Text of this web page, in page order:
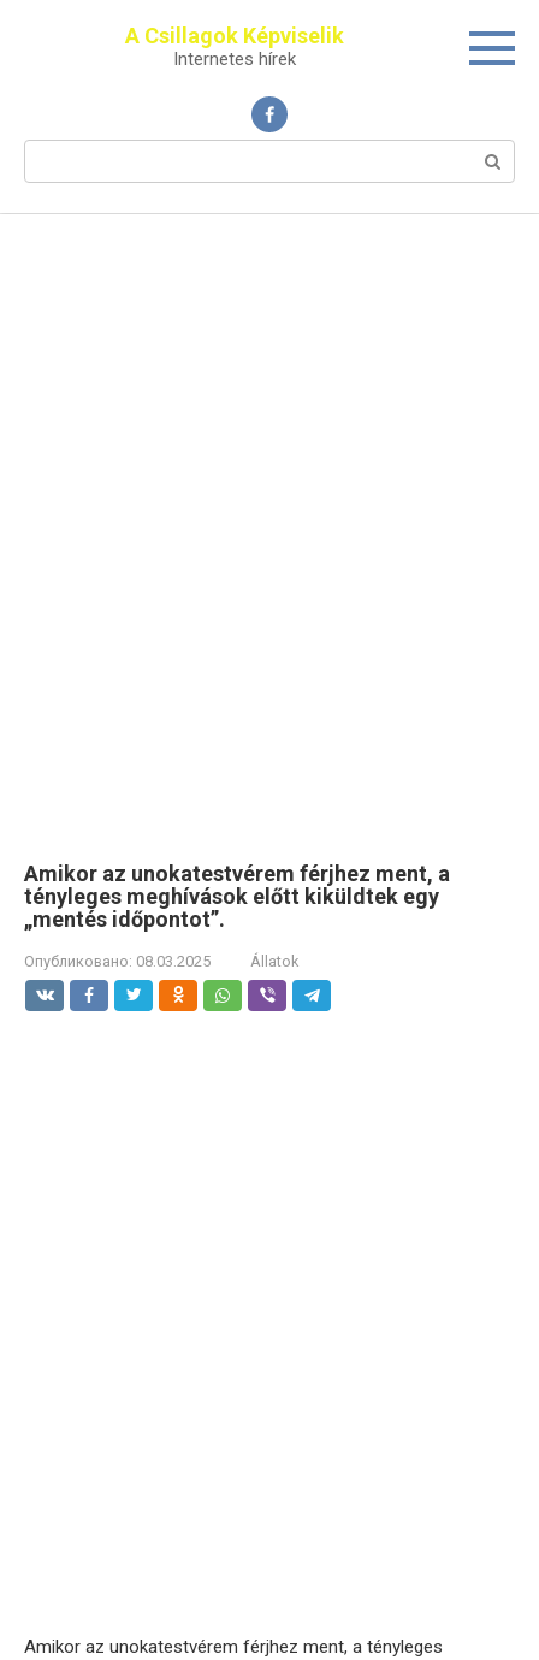
A Csillagok Képviselik
Internetes hírek
Поиск:
Amikor az unokatestvérem férjhez ment, a
tényleges meghívások előtt kiküldtek egy
„mentés időpontot”.
Опубликовано: 08.03.2025 Állatok
Amikor az unokatestvérem férjhez ment, a tényleges